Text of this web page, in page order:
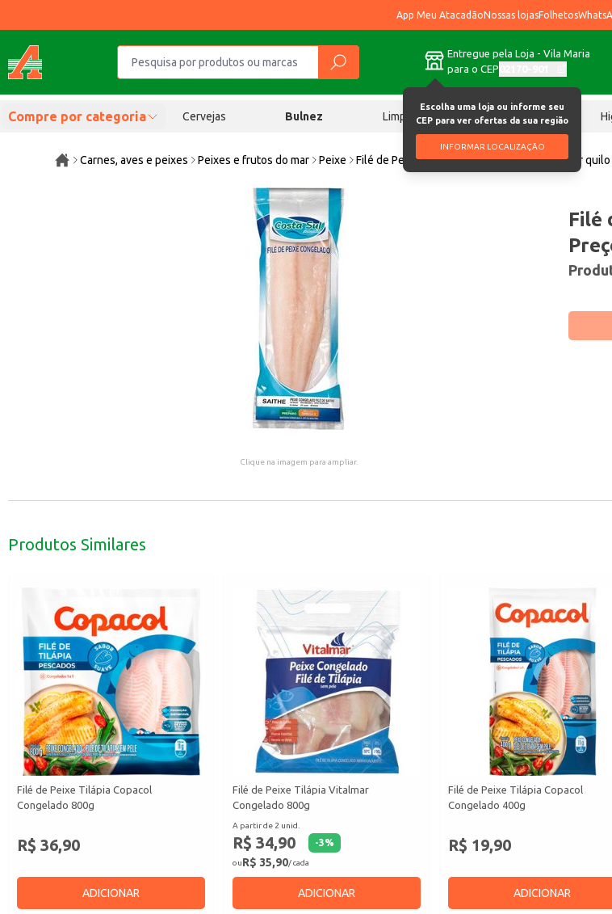
App Meu AtacadãoNossas lojasFolhetos
Entregue pela Loja - Vila Maria
para o CEP
Escolha uma loja ou informe seu
CEP para ver ofertas da sua região
INFORMAR LOCALIZAÇÃO
Compre por categoria Cervejas Bulnez Limpeza Chocolates
Carnes, aves e peixes Peixes e frutos do mar Peixe Filé de Peixe Saithe Costa Sul Cong Preço por
Clique na imagem para ampliar.
Filé
Produtos Similares
Filé de Peixe Tilápia Copacol
Congelado 800g
R$ 36,90
ADICIONAR
Filé de Peixe Tilápia Vitalmar
Congelado 800g
A partir de 2 unid.
R$ 34,90 -3%
ouR$ 35,90/ cada
ADICIONAR
Filé de Peixe Tilápia Copacol
Congelado 400g
R$ 19,90
ADICIONAR